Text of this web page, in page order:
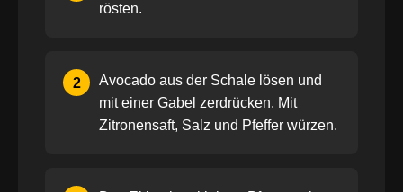
rösten.
2
Avocado aus der Schale lösen und
mit einer Gabel zerdrücken. Mit
Zitronensaft, Salz und Pfeffer würzen.